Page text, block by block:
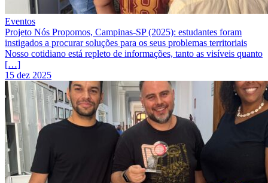
Eventos
Projeto Nós Propomos, Campinas-SP (2025): estudantes foram
instigados a procurar soluções para os seus problemas territoriais
Nosso cotidiano está repleto de informações, tanto as visíveis quanto
[…]
15 dez 2025